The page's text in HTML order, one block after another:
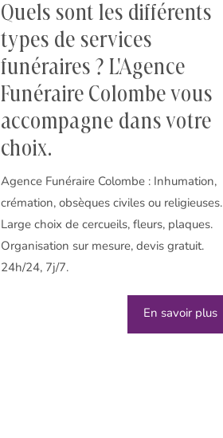
Quels sont les différents
types de services
funéraires ? L'Agence
Funéraire Colombe vous
accompagne dans votre
choix.
Agence Funéraire Colombe : Inhumation,
crémation, obsèques civiles ou religieuses.
Large choix de cercueils, fleurs, plaques.
Organisation sur mesure, devis gratuit.
24h/24, 7j/7.
En savoir plus